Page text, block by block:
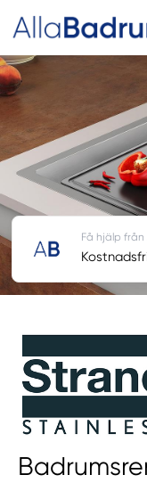
Få hjälp från